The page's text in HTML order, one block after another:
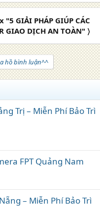
GIẢI PHÁP GIÚP CÁC
GIAO DỊCH AN TOÀN" 〉
hồ bình luận^^
Trị – Miễn Phí Bảo Trì
FPT Quảng Nam
– Miễn Phí Bảo Trì